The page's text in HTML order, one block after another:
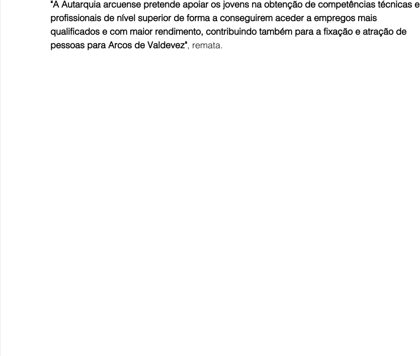
"A Autarquia arcuense pretende apoiar os jovens na obtenção de competências técnicas e
profissionais de nível superior de forma a conseguirem aceder a empregos mais
qualificados e com maior rendimento, contribuindo também para a fixação e atração de
pessoas para Arcos de Valdevez", remata.